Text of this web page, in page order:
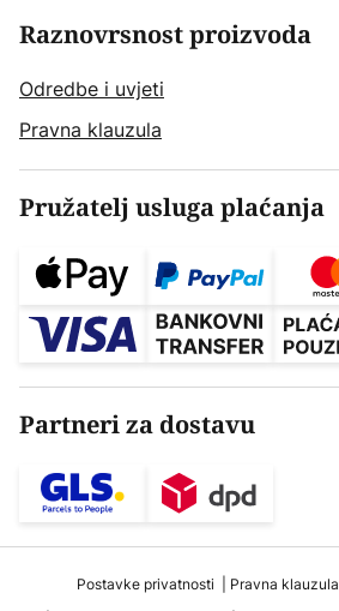
Raznovrsnost proizvoda
Odredbe i uvjeti
Pravna klauzula
Pružatelj usluga plaćanja
Partneri za dostavu
Postavke privatnosti Pravna klauzula